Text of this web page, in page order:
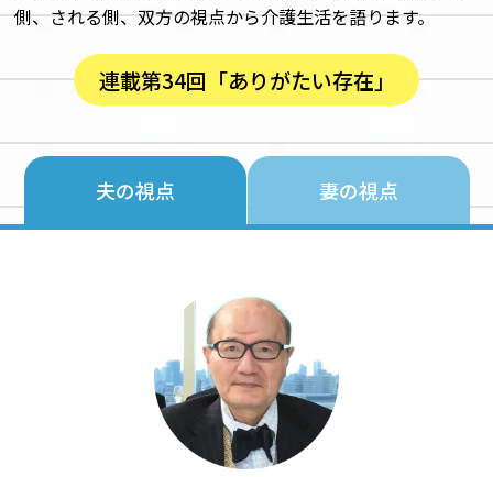
側、される側、双方の視点から介護生活を語ります。
連載第34回「ありがたい存在」
夫の視点 妻の視点